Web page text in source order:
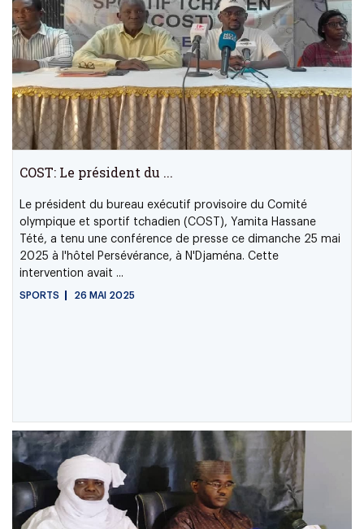
COST: Le président du ...
Le président du bureau exécutif provisoire du Comité
olympique et sportif tchadien (COST), Yamita Hassane
Tété, a tenu une conférence de presse ce dimanche 25 mai
2025 à l'hôtel Persévérance, à N'Djaména. Cette
intervention avait ...
SPORTS 26 MAI 2025